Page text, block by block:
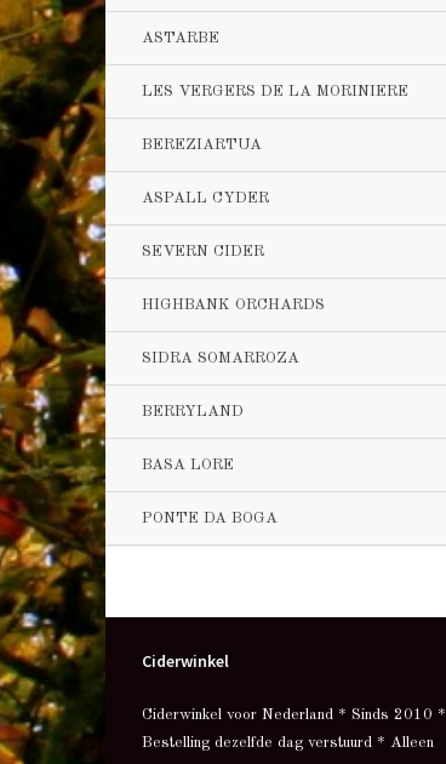
ASTARBE
LES VERGERS DE LA MORINIERE
BEREZIARTUA
ASPALL CYDER
SEVERN CIDER
HIGHBANK ORCHARDS
SIDRA SOMARROZA
BERRYLAND
BASA LORE
PONTE DA BOGA
Ciderwinkel
Ciderwinkel voor Nederland * Sinds 2010 *
Bestelling dezelfde dag verstuurd * Alleen